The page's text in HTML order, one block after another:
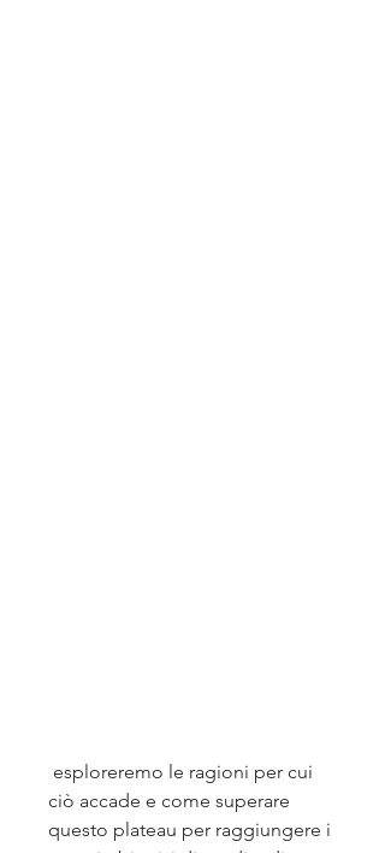
ciò accade e come superare
questo plateau per raggiungere i